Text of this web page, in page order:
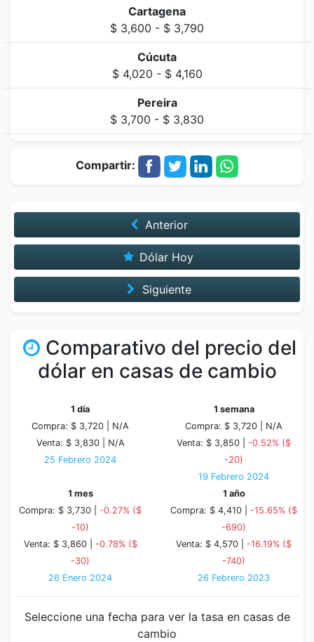
Cartagena
$ 3,600 - $ 3,790
Cúcuta
$ 4,020 - $ 4,160
Pereira
$ 3,700 - $ 3,830
Compartir:
Anterior
Dólar Hoy
Siguiente
Comparativo del precio del
dólar en casas de cambio
1 día
Compra: $ 3,720 | N/A
Venta: $ 3,830 | N/A
25 Febrero 2024
1 semana
Compra: $ 3,720 | N/A
Venta: $ 3,850 | -0.52% ($
-20)
19 Febrero 2024
1 mes
Compra: $ 3,730 | -0.27% ($
-10)
Venta: $ 3,860 | -0.78% ($
-30)
26 Enero 2024
1 año
Compra: $ 4,410 | -15.65% ($
-690)
Venta: $ 4,570 | -16.19% ($
-740)
26 Febrero 2023
Seleccione una fecha para ver la tasa en casas de
cambio